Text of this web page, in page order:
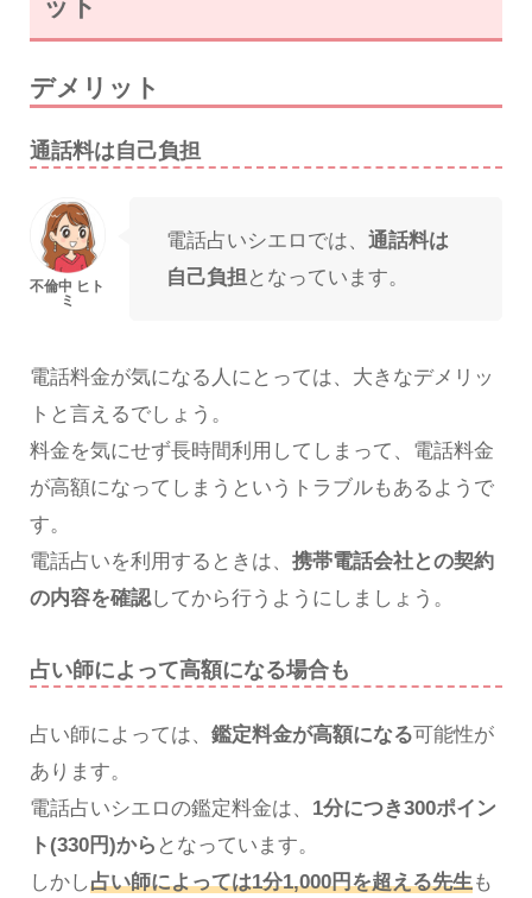
ット
デメリット
通話料は自己負担
電話占いシエロでは、 通話料は
自己負担となっています。
電話料金が気になる人にとっては、大きなデメリッ
トと言えるでしょう。
料金を気にせず長時間利用してしまって、電話料金
が高額になってしまうというトラブルもあるようで
す。
電話占いを利用するときは、 携帯電話会社との契約
の内容を確認してから行うようにしましょう。
占い師によって高額になる場合も
占い師によっては、 鑑定料金が高額になる可能性が
あります。
電話占いシエロの鑑定料金は、 1分につき300ポイン
ト(330円)から となっています。
しかし占い師によっては1分1,000円を超える先生も